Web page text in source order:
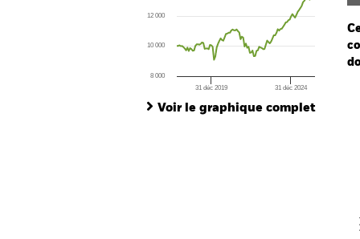
The chart has 1 X axis displaying Time.
The chart has 1 Y axis displaying values.
31 déc 2019 31 déc 2024
8 000
10 000
12 000
Voir le graphique complet